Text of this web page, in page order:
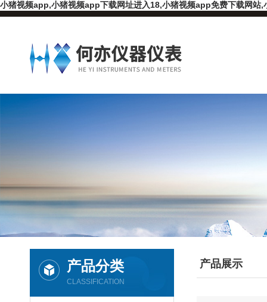
小猪视频app,小猪视频app下载网址进入18,小猪视频app免费下载网站
产品分类
CLASSIFICATION
产品展示